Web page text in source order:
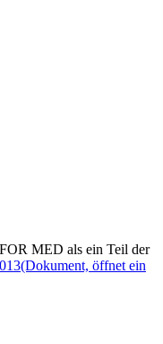
MED als ein Teil der
(Dokument, öffnet ein